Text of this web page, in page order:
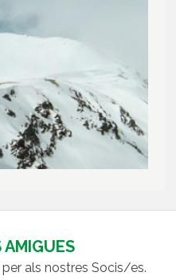
als nostres Socis/es.